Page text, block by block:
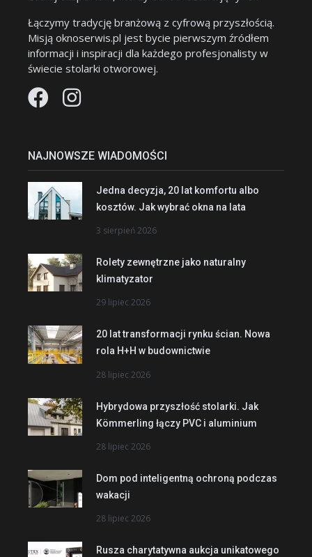
Łączymy tradycję branżową z cyfrową przyszłością.
Misją oknoserwis.pl jest bycie pierwszym źródłem
informacji i inspiracji dla każdego profesjonalisty w
świecie stolarki otworowej.
NAJNOWSZE WIADOMOŚCI
Jedna decyzja, 20 lat komfortu albo
kosztów. Jak wybrać okna na lata
3 sierpień 2026
Rolety zewnętrzne jako naturalny
klimatyzator
29 lipiec 2026
20 lat transformacji rynku ścian. Nowa
rola H+H w budownictwie
28 lipiec 2026
Hybrydowa przyszłość stolarki. Jak
Kömmerling łączy PVC i aluminium
28 lipiec 2026
Dom pod inteligentną ochroną podczas
wakacji
28 lipiec 2026
Rusza charytatywna aukcja unikatowego